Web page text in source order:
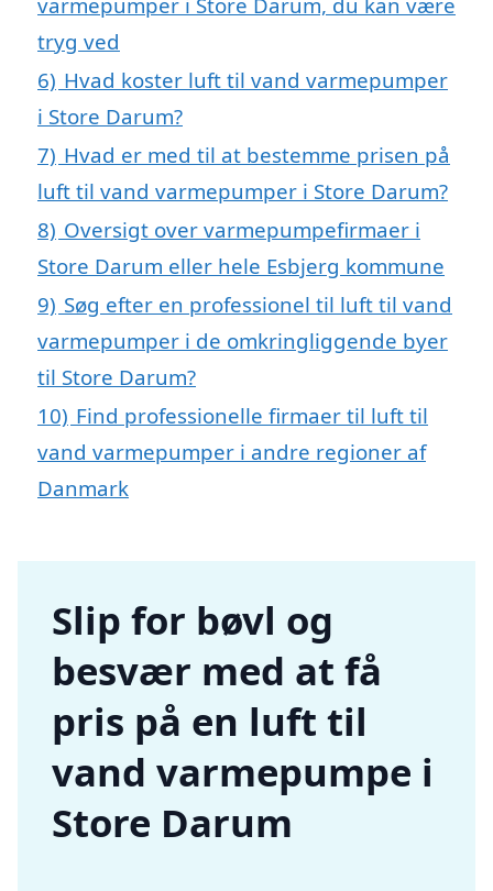
tryg ved
6) Hvad koster luft til vand varmepumper
i Store Darum?
7) Hvad er med til at bestemme prisen på
luft til vand varmepumper i Store Darum?
8) Oversigt over varmepumpefirmaer i
Store Darum eller hele Esbjerg kommune
9) Søg efter en professionel til luft til vand
varmepumper i de omkringliggende byer
til Store Darum?
10) Find professionelle firmaer til luft til
vand varmepumper i andre regioner af
Danmark
Slip for bøvl og
besvær med at få
pris på en luft til
vand varmepumpe i
Store Darum